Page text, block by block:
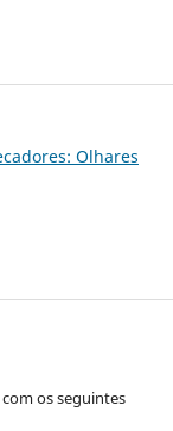
Olhares
os seguintes